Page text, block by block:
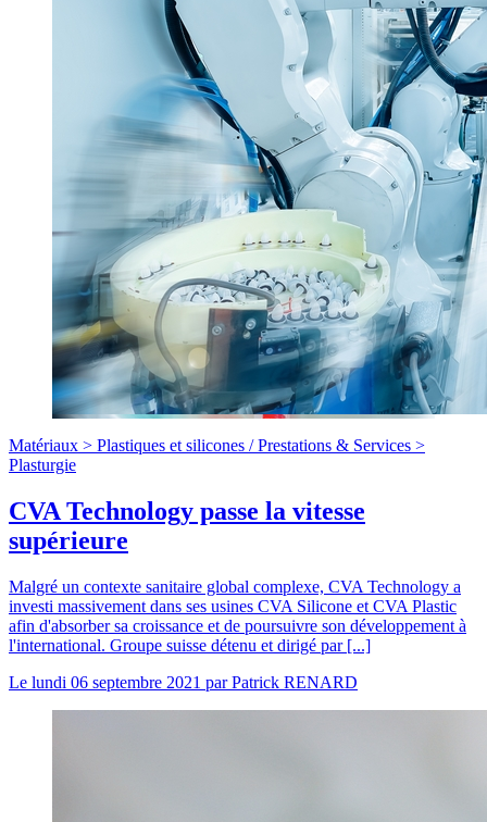
Matériaux > Plastiques et silicones /Prestations & Services >
Plasturgie
CVA Technology passe la vitesse
supérieure
Malgré un contexte sanitaire global complexe, CVA Technology a
investi massivement dans ses usines CVA Silicone et CVA Plastic
afin d'absorber sa croissance et de poursuivre son développement à
l'international. Groupe suisse détenu et dirigé par [...]
Le lundi 06 septembre 2021 parPatrick RENARD